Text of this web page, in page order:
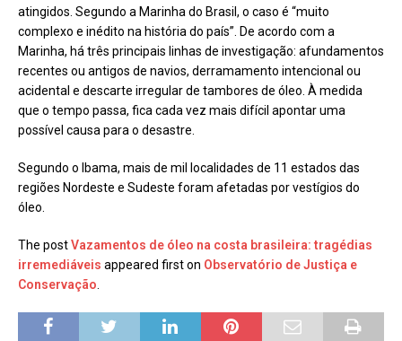
atingidos. Segundo a Marinha do Brasil, o caso é “muito
complexo e inédito na história do país”. De acordo com a
Marinha, há três principais linhas de investigação: afundamentos
recentes ou antigos de navios, derramamento intencional ou
acidental e descarte irregular de tambores de óleo. À medida
que o tempo passa, fica cada vez mais difícil apontar uma
possível causa para o desastre.
Segundo o Ibama, mais de mil localidades de 11 estados das
regiões Nordeste e Sudeste foram afetadas por vestígios do
óleo.
The postVazamentos de óleo na costa brasileira: tragédias
irremediáveis appeared first on Observatório de Justiça e
Conservação